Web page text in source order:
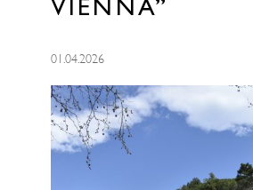
VIENNA”
01.04.2026